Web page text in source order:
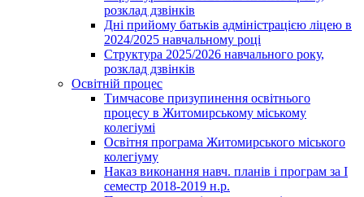
розклад дзвінків
Дні прийому батьків адміністрацією ліцею в
2024/2025 навчальному році
Структура 2025/2026 навчального року,
розклад дзвінків
Освітній процес
Тимчасове призупинення освітнього
процесу в Житомирському міському
колегіумі
Освітня програма Житомирського міського
колегіуму
Наказ виконання навч. планів і програм за І
семестр 2018-2019 н.р.